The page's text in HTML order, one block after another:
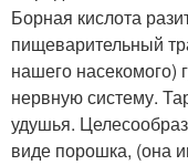
Борная кислота
пищеварительный
нашего насекомого)
нервную систему.
удушья.
виде порошка, (она